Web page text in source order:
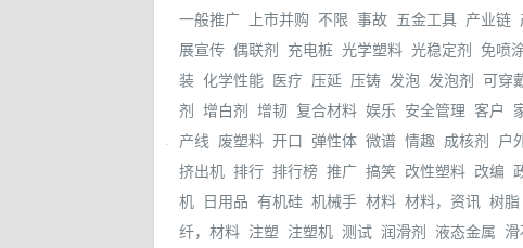
一般推广
上市并购 不限 事故 五金工具 产业链
展宣传 偶联剂 充电桩 光学塑料 光稳定剂 免喷
装 化学性能 医疗 压延 压铸 发泡 发泡剂 可穿
剂 增白剂 增韧 复合材料 娱乐 安全管理 客户
产线 废塑料 开口 弹性体 微谱 情趣 成核剂 户
挤出机 排行 排行榜 推广 搞笑 改性塑料 改编
机 日用品 有机硅 机械手 材料 材料，资讯 树脂
纤，材料 注塑 注塑机 测试 润滑剂 液态金属